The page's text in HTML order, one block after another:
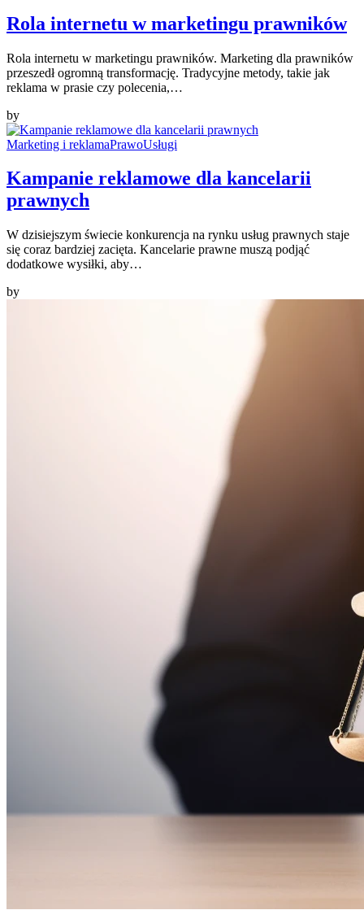
Rola internetu w marketingu prawników
Rola internetu w marketingu prawników. Marketing dla prawników
przeszedł ogromną transformację. Tradycyjne metody, takie jak
reklama w prasie czy polecenia,…
by
Marketing i reklamaPrawoUsługi
Kampanie reklamowe dla kancelarii
prawnych
W dzisiejszym świecie konkurencja na rynku usług prawnych staje
się coraz bardziej zacięta. Kancelarie prawne muszą podjąć
dodatkowe wysiłki, aby…
by